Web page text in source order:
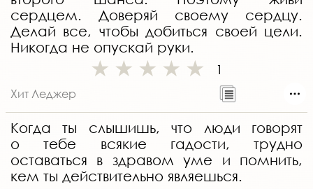
сердцем. Доверяй своему сердцу.
Делай все, чтобы добиться своей цели.
Никогда не опускай руки.
1
Хит Леджер
Когда ты слышишь, что люди говорят
о тебе всякие гадости, трудно
оставаться в здравом уме и помнить,
кем ты действительно являешься.